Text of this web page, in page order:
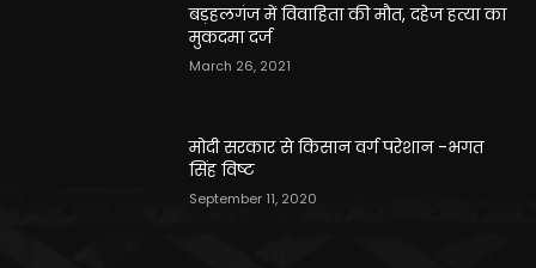
बड़हलगंज में विवाहिता की मौत, दहेज हत्या का
मुकदमा दर्ज
March 26, 2021
मोदी सरकार से किसान वर्ग परेशान -भगत
सिंह विष्ट
September 11, 2020